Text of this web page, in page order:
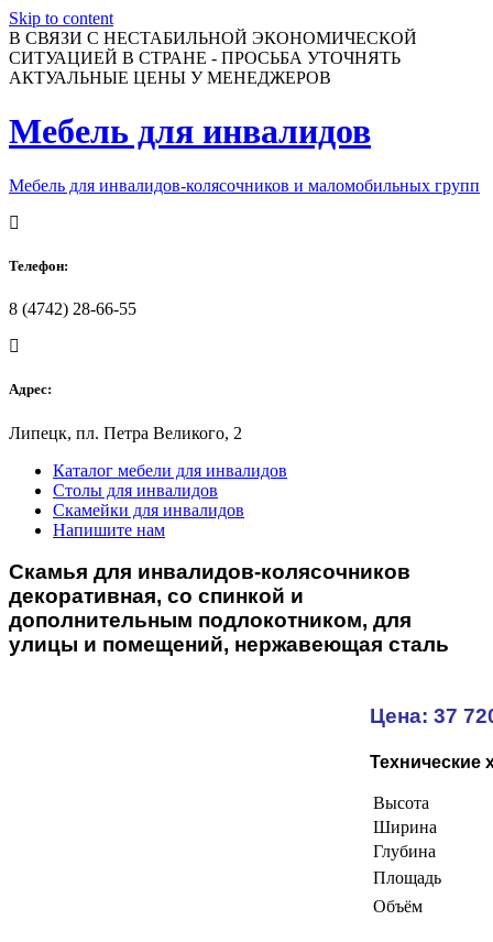
Skip to content
В СВЯЗИ С НЕСТАБИЛЬНОЙ ЭКОНОМИЧЕСКОЙ
СИТУАЦИЕЙ В СТРАНЕ - ПРОСЬБА УТОЧНЯТЬ
АКТУАЛЬНЫЕ ЦЕНЫ У МЕНЕДЖЕРОВ
Мебель для инвалидов
Мебель для инвалидов-колясочников и маломобильных групп
Телефон:
8 (4742) 28-66-55
Адрес:
Липецк, пл. Петра Великого, 2
Каталог мебели для инвалидов
Столы для инвалидов
Скамейки для инвалидов
Напишите нам
Скамья для инвалидов-колясочников
декоративная, со спинкой и
дополнительным подлокотником, для
улицы и помещений, нержавеющая сталь
Цена: 37
Технические
Высота
Ширина
Глубина
Площадь
Объём